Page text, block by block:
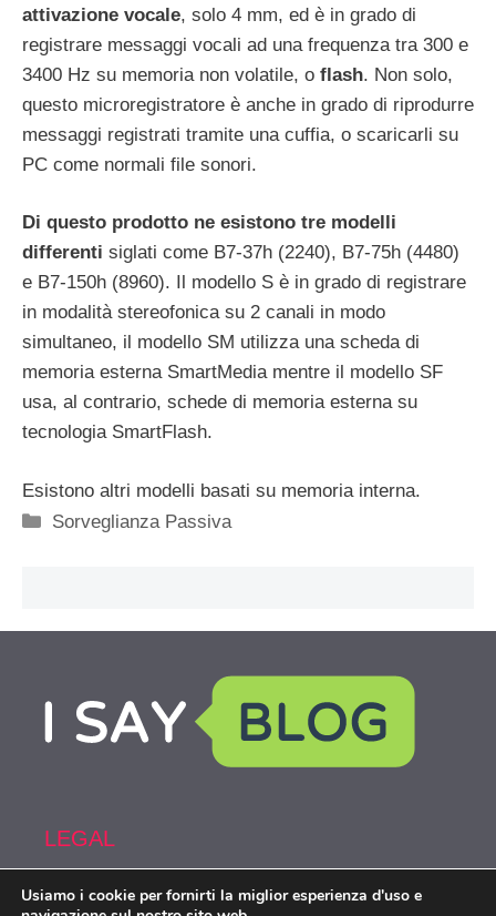
attivazione vocale, solo 4 mm, ed è in grado di
registrare messaggi vocali ad una frequenza tra 300 e
3400 Hz su memoria non volatile, o flash. Non solo,
questo microregistratore è anche in grado di riprodurre
messaggi registrati tramite una cuffia, o scaricarli su
PC come normali file sonori.
Di questo prodotto ne esistono tre modelli
differenti siglati come B7-37h (2240), B7-75h (4480)
e B7-150h (8960). Il modello S è in grado di registrare
in modalità stereofonica su 2 canali in modo
simultaneo, il modello SM utilizza una scheda di
memoria esterna SmartMedia mentre il modello SF
usa, al contrario, schede di memoria esterna su
tecnologia SmartFlash.
Esistono altri modelli basati su memoria interna.
Categorie
Sorveglianza Passiva
LEGAL
Armi&Spy is part of the network IsayBlog!
Usiamo i cookie per fornirti la miglior esperienza d'uso e